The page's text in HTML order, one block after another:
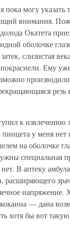
пока могу указать
внимания.
Окатета
оболочке
слизистая
Ему
резь
к извлечению
пинцета у меня
на оболочке
специальная
В аптеку
расширяющего
напряжение.
— дана
хотя бы вот